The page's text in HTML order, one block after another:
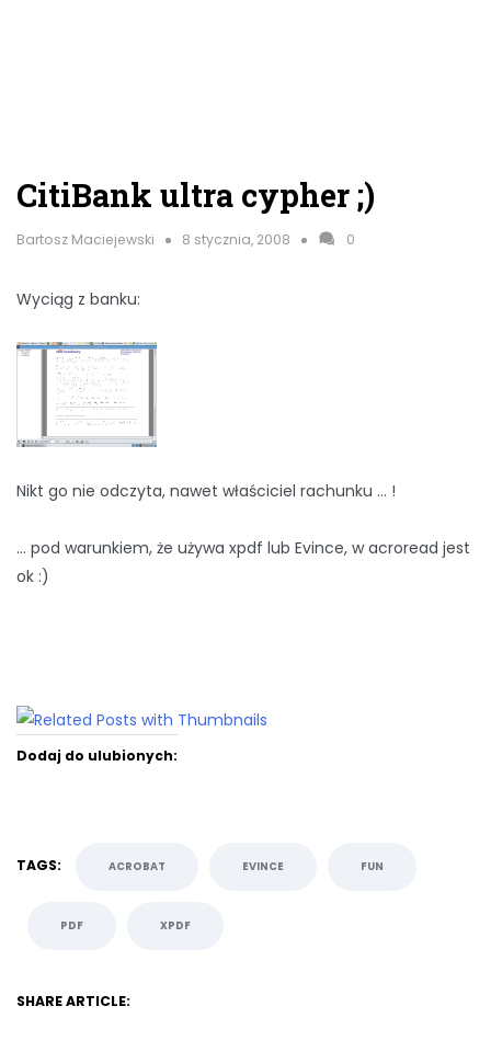
CitiBank ultra cypher ;)
Bartosz Maciejewski 8 stycznia, 2008 0
Wyciąg z banku:
Nikt go nie odczyta, nawet właściciel rachunku … !
… pod warunkiem, że używa xpdf lub Evince, w acroread jest
ok :)
Dodaj do ulubionych:
TAGS: ACROBAT EVINCE FUN
PDF XPDF
SHARE ARTICLE: